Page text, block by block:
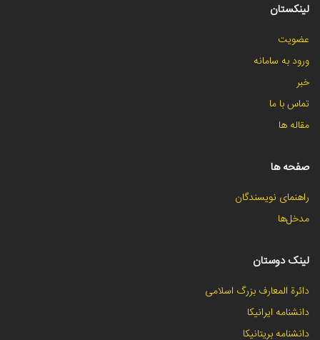
لینکستان
عضویت
ورود به سامانه
خبر
تماس با ما
مقاله ها
صفحه ها
راهنمای نویسندگان
مدخل‌ها
لینک دوستان
دائرة المعارف بزرگ اسلامی
دانشنامه ایرانیکا
دانشنامه بریتانیکا